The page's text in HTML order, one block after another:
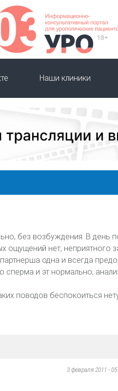
Наши клиники
без возбуждения. В день
ощущений нет, неприятного
одна и всегда
сперма и эт нормально,
поводов беспокоиться
3 февраля 2011 -